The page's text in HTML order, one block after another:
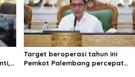
Target beroperasi tahun ini
Pemkot Palembang percepat